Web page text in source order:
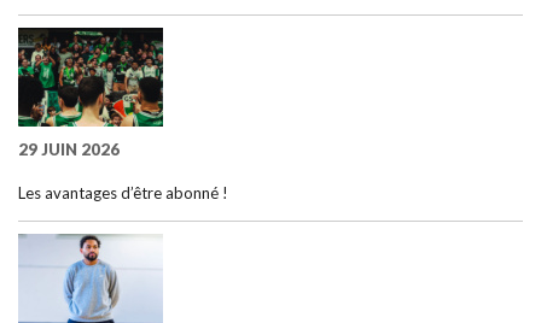
29 JUIN 2026
Les avantages d’être abonné !